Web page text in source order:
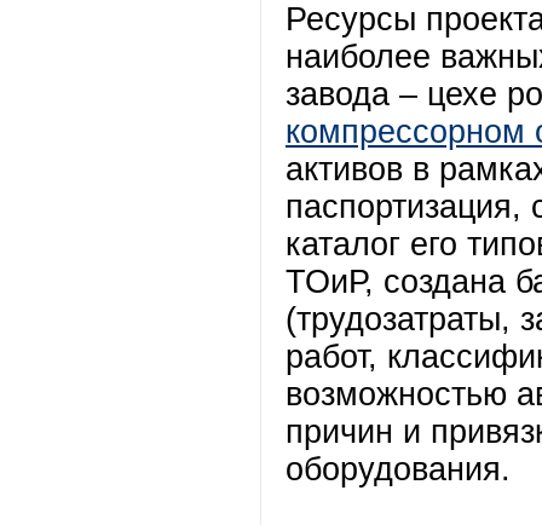
Ресурсы
наиболее
завода – цехе
компрессорном
активов в
паспортизация,
каталог его
ТОиР, создана
(трудозатраты,
работ,
возможностью
причин и
оборудования.